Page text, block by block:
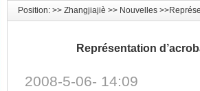
Position: >> Zhangjiajiè >> Nouvelles
Représentation
2008-5-06- 14:09